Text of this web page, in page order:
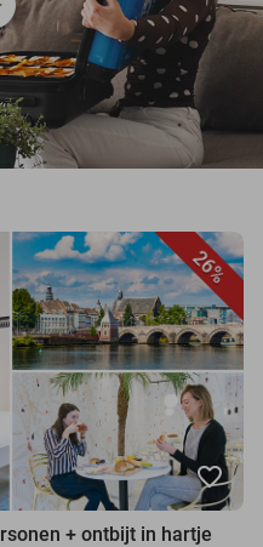
26%
favorite_border
+ ontbijt in hartje